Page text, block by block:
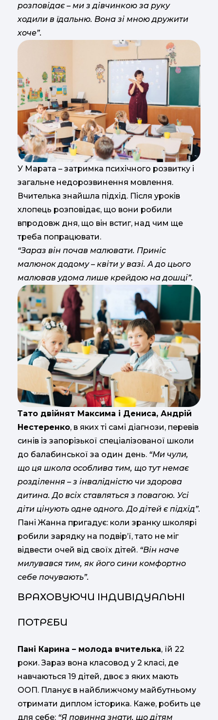
розповідає – ми з дівчинкою за руку
ходили в їдальню. Вона зі мною дружити
хоче”.
У Марата – затримка психічного розвитку і
загальне недорозвинення мовлення.
Вчителька знайшла підхід. Після уроків
хлопець розповідає, що вони робили
впродовж дня, що він встиг, над чим ще
треба попрацювати.
“Зараз він почав малювати. Приніс
малюнок додому – квіти у вазі. А до цього
малював удома лише крейдою на дошці”.
Тато двійнят Максима і Дениса, Андрій
Нестеренко, в яких ті самі діагнози, перевів
синів із запорізької спеціалізованої школи
до балабинської за один день. “Ми чули,
що ця школа особлива тим, що тут немає
розділення – з інвалідністю чи здорова
дитина. До всіх ставляться з повагою. Усі
діти цінують одне одного. До дітей є підхід”.
Пані Жанна пригадує: коли зранку школярі
робили зарядку на подвір’ї, тато не міг
відвести очей від своїх дітей. “Він наче
милувався тим, як його сини комфортно
себе почувають”.
ВРАХОВУЮЧИ ІНДИВІДУАЛЬНІ
ПОТРЕБИ
Пані Карина – молода вчителька, їй 22
роки. Зараз вона класовод у 2 класі, де
навчаються 19 дітей, двоє з яких мають
ООП. Планує в найближчому майбутньому
отримати диплом історика. Каже, робить це
для себе: “Я повинна знати, що дітям